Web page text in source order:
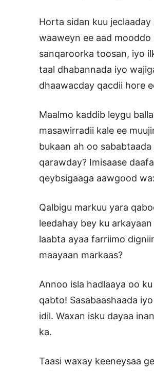
Horta sidan kuu
waaweyn ee aad mooddo
sanqaroorka toosan, iyo
taal dhabannada iyo
dhaawacday qacdii hore
Maalmo kaddib leygu
masawirradii kale ee
bukaan ah oo
qarawday? Imisaase
qeybsigaaga aawgood
Qalbigu markuu yara
leedahay bey ku
laabta ayaa farriimo
maayaan markaas?
Annoo isla hadlaaya oo
qabto! Sasabaashaada
idil. Waxan isku dayaa
ka.
Taasi waxay keeneysaa